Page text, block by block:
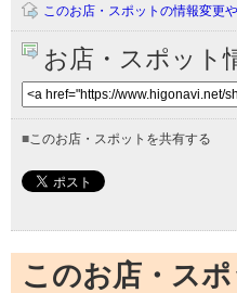
このお店・スポットの情報変更
お店・スポット
■このお店・スポットを共有する
このお店・ス